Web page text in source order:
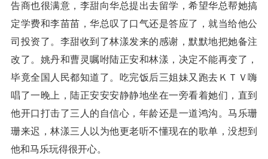
告商也很满意，李甜向华总提出去留学，希望华总帮她搞
定学费和李苗苗，华总叹了口气还是答应了，就当给他公
司投资了。李甜收到了林漾发来的感谢，默默地把她备注
改了。姚丹和曹灵嘱咐陆正安和林漾，决定不能再变了，
毕竟全国人民都知道了。吃完饭后三姐妹又跑去ＫＴＶ嗨
唱了一晚上，陆正安安安静静地坐在一旁看着她们，直到
他开口打击了三人的自信心，年龄还是一道鸿沟。马乐珊
珊来迟，林漾三人以为他更老听不懂现在的歌单，没想到
他和马乐玩得很开心。